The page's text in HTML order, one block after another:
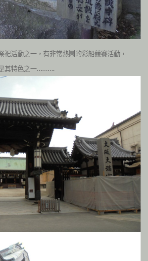
祀活動之一，有非常熱鬧的彩船競賽活動，
其特色之一……….